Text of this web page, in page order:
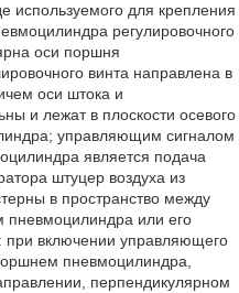
используемого для крепления
регулировочного
оси поршня
винта направлена в
оси штока и
и лежат в плоскости осевого
управляющим сигналом
является подача
штуцер воздуха из
в пространство между
пневмоцилиндра или его
включении управляющего
пневмоцилиндра,
перпендикулярном